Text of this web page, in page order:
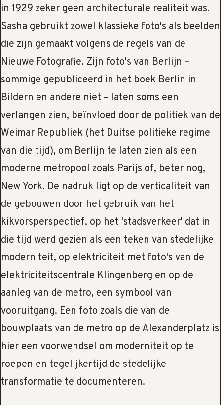
in 1929 zeker geen architecturale realiteit was.
Sasha gebruikt zowel klassieke foto's als beelden
die zijn gemaakt volgens de regels van de
Nieuwe Fotografie. Zijn foto's van Berlijn –
sommige gepubliceerd in het boek Berlin in
Bildern en andere niet – laten soms een
verlangen zien, beïnvloed door de politiek van de
Weimar Republiek (het Duitse politieke regime
van die tijd), om Berlijn te laten zien als een
moderne metropool zoals Parijs of, beter nog,
New York. De nadruk ligt op de verticaliteit van
de gebouwen door het gebruik van het
kikvorsperspectief, op het 'stadsverkeer' dat in
die tijd werd gezien als een teken van stedelijke
moderniteit, op elektriciteit met foto's van de
elektriciteitscentrale Klingenberg en op de
aanleg van de metro, een symbool van
vooruitgang. Een foto zoals die van de
bouwplaats van de metro op de Alexanderplatz is
hier een voorwendsel om moderniteit op te
roepen en tegelijkertijd de stedelijke
transformatie te documenteren.